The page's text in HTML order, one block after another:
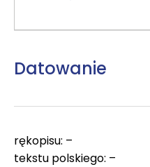
Datowanie
rękopisu: –
tekstu polskiego: –